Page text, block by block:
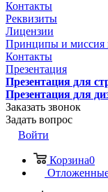
Контакты
Реквизиты
Лицензии
Принципы и миссия
Контакты
Презентация
Презентация для
Презентация для
Заказать звонок
Задать вопрос
Войти
Корзина0